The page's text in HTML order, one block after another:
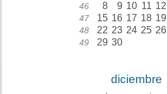
46 8 9 10 11 12
47 15 16 17 18 19
48 22 23 24 25 26
49 29 30
diciembre